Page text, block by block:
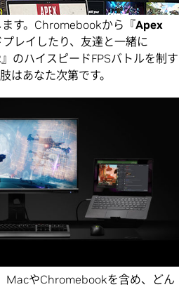
ほとんどのデバイスがパワフルな
す。 Chromebookから『Apex
レイしたり、友達と一緒に
』のハイスピードFPSバトルを制す
はあなた次第です。
MacやChromebookを含め、どん